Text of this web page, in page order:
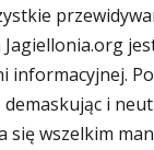
Jagiellonia.org
informacyjnej.
i
się wszelkim